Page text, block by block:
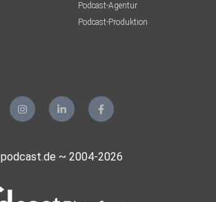
Podcast-Agentur
Podcast-Produktion
podcast.de ~ 2004-2026